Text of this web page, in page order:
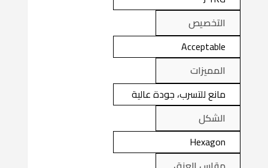
التخصيص
Acceptable
المميزات
مانع للتسرب، جودة عالية
الشكل
Hexagon